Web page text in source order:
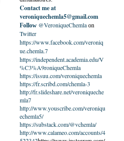
Contact me at
veroniquechemla5@gmail.com
Follow @VeroniqueChemlaon
Twitter
https://www.facebook.com/veroniq
ue.chemla.7
https://independent.academia.edu/V
%C3%A9roniqueChemla
https://issuu.com/veroniquechemla
https://fr.scribd.com/chemla-3
http://fr.slideshare.net/veroniqueche
mla7
http://www.youscribe.com/veroniqu
echemla5/
https://substack.com/@vchemla/
http://www.calameo.com/accounts/4